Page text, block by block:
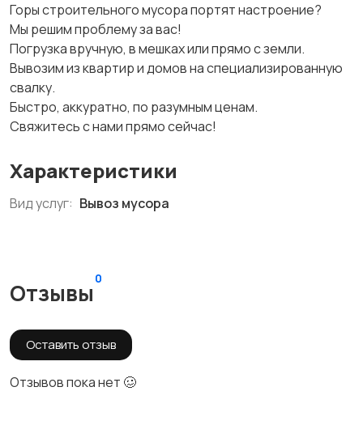
Горы строительного мусора портят настроение?
Мы решим проблему за вас!
Погрузка вручную, в мешках или прямо с земли.
Вывозим из квартир и домов на специализированную
свалку.
Быстро, аккуратно, по разумным ценам.
Свяжитесь с нами прямо сейчас!
Характеристики
Вид услуг: Вывоз мусора
Отзывы
0
Оставить отзыв
Отзывов пока нет 🥴